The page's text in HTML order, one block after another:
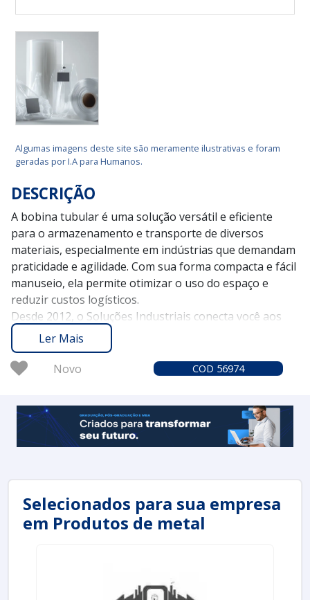
Algumas imagens deste site são meramente ilustrativas e foram
geradas por I.A para Humanos.
DESCRIÇÃO
A bobina tubular é uma solução versátil e eficiente
para o armazenamento e transporte de diversos
materiais, especialmente em indústrias que demandam
praticidade e agilidade. Com sua forma compacta e fácil
manuseio, ela permite otimizar o uso do espaço e
reduzir custos logísticos.
Desde 2012, o Soluções Industriais conecta você aos
melhores fornecedores de bobinas tubulares. Com
mais de 1,6 milhão de compradores que confiam em
nossa plataforma, oferecemos uma experiência segura
Entre em contato e solicite um orçamento no Soluções
Industriais, e descubra como a bobina tubular pode
atender às suas necessidades de forma eficaz e
Ler Mais
Novo
COD 56974
Selecionados para sua empresa
em Produtos de metal